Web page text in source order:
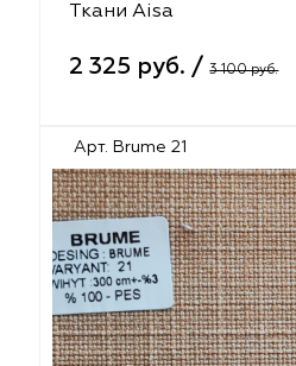
Ткани Aisa
2 325 руб. /3 100 руб.
Арт. Brume 21